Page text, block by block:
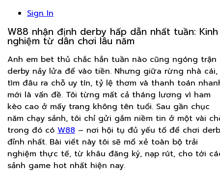
Sign In
W88 nhận định derby hấp dẫn nhất tuần: Kinh
nghiệm từ dân chơi lâu năm
Anh em bet thủ chắc hẳn tuần nào cũng ngóng trận
derby nảy lửa để vào tiền. Nhưng giữa rừng nhà cái,
tìm đâu ra chỗ uy tín, tỷ lệ thơm và thanh toán
mới là vấn đề. Tôi từng mất cả tháng lương vì ham
kèo cao ở mấy trang không tên tuổi. Sau gần chục
năm chạy sảnh, tôi chỉ gửi gắm niềm tin ở một vài
trong đó có W88 – nơi hội tụ đủ yếu tố để chơi
đỉnh nhất. Bài viết này tôi sẽ mổ xẻ toàn bộ trải
nghiệm thực tế, từ khâu đăng ký, nạp rút, cho tới
sảnh game hot nhất hiện nay.